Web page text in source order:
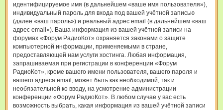
идентифицируемое имя (в дальнейшем «ваше имя пользователя»),
индивидуальный пароль для входа под вашей учётной записью
(далее «ваш пароль») и реальный адрес email (в дальнейшем «ваш
адрес email»). Ваша информация из вашей учётной записи на
форумах «Форум РадиоКот» охраняется законами о защите
компьютерной информации, применяемыми в стране,
предоставляющей нам услуги хостинга. Любая информация,
запрашиваемая при регистрации в конференции «Форум
РадиоКот», кроме вашего имени пользователя, вашего пароля и
вашего адреса email, может быть как необходимой, так и
необязательной ко вводу, на усмотрение администрации
конференции «Форум РадиоКот». В любом случае у вас есть
возможность выбрать, какая информация из вашей учётной записи